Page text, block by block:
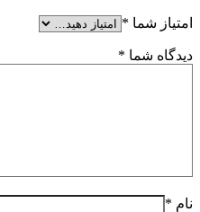
امتیاز شما *
دیدگاه شما *
نام *